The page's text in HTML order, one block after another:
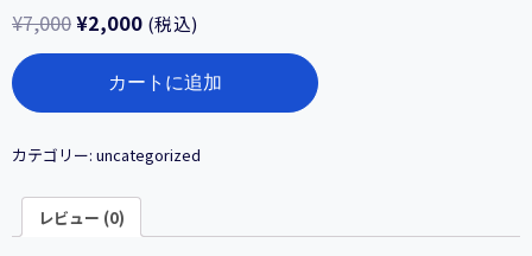
¥7,000¥2,000 (税込)
Maya
必
須
デ
ン
習
カートに追加
カテゴリー: uncategorized
レビュー (0)